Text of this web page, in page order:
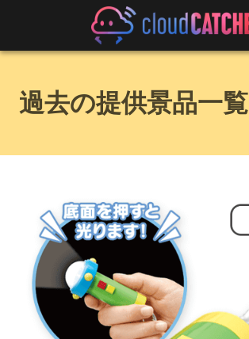
過去の提供景品一覧